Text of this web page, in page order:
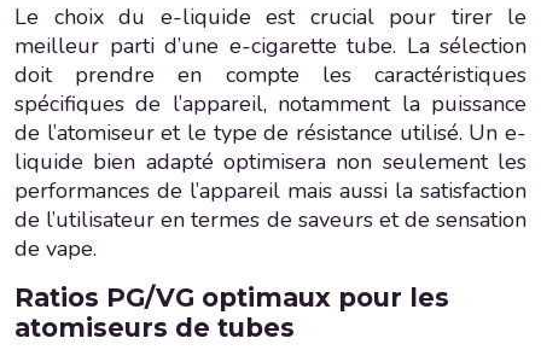
Le choix du e-liquide est crucial pour tirer le
meilleur parti d’une e-cigarette tube. La sélection
doit prendre en compte les caractéristiques
spécifiques de l’appareil, notamment la puissance
de l’atomiseur et le type de résistance utilisé. Un e-
liquide bien adapté optimisera non seulement les
performances de l’appareil mais aussi la satisfaction
de l’utilisateur en termes de saveurs et de sensation
de vape.
Ratios PG/VG optimaux pour les
atomiseurs de tubes